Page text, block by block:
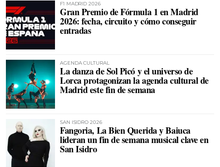
F1 MADRID 2026
Gran Premio de Fórmula 1 en Madrid
2026: fecha, circuito y cómo conseguir
entradas
AGENDA CULTURAL
La danza de Sol Picó y el universo de
Lorca protagonizan la agenda cultural de
Madrid este fin de semana
SAN ISIDRO 2026
Fangoria, La Bien Querida y Baiuca
lideran un fin de semana musical clave en
San Isidro